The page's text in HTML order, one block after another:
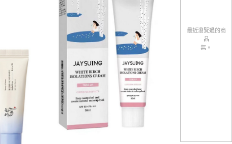
最近瀏覽過的商
品
無。